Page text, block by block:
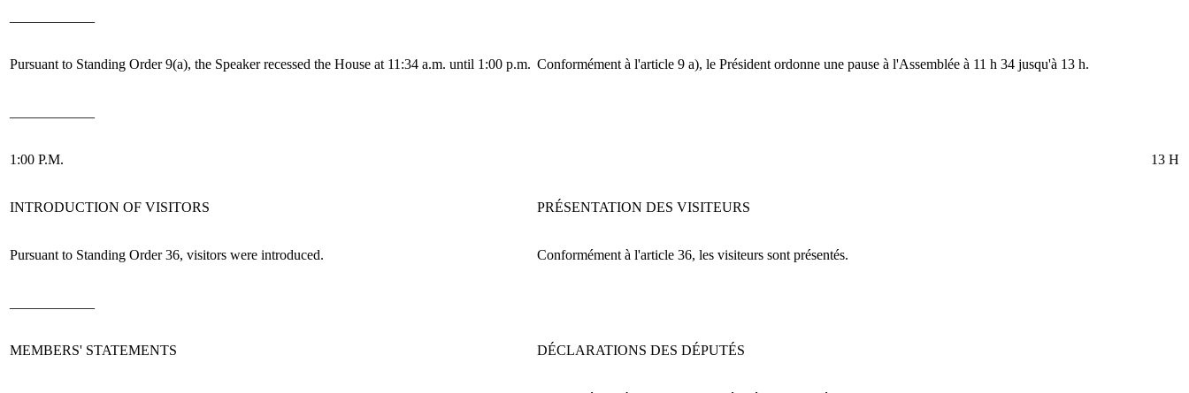
Pursuant to Standing Order 9(a), the Speaker recessed the House at 11:34 a.m. until 1:00 p.m. Conformément à l'article 9 a), le Président ordonne une pause à l'Assemblée à 11 h 34 jusqu'à 13 h.
1:00 P.M. 13 H
INTRODUCTION OF VISITORS PRÉSENTATION DES VISITEURS
Pursuant to Standing Order 36, visitors were introduced. Conformément à l'article 36, les visiteurs sont présentés.
MEMBERS' STATEMENTS DÉCLARATIONS DES DÉPUTÉS